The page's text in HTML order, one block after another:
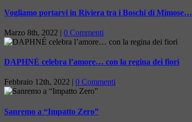
Vogliamo portarvi in Riviera tra i Boschi di Mimose…
Marzo 8th, 2022 | 0 Commenti
DAPHNÉ celebra l’amore… con la regina dei fiori
Febbraio 12th, 2022 | 0 Commenti
Sanremo a “Impatto Zero”